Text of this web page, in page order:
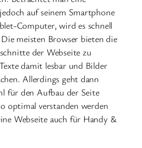
auf seinem Smartphone
Computer, wird es schnell
meisten Browser bieten die
der Webseite zu
damit lesbar und Bilder
Allerdings geht dann
für den Aufbau der Seite
optimal verstanden werden
Webseite auch für Handy &